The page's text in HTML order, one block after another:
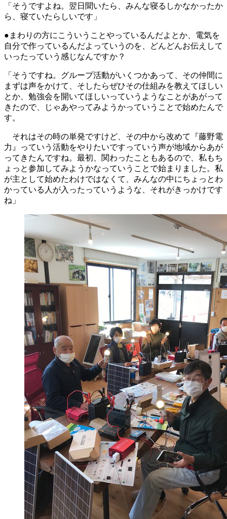
「そうですよね。翌日聞いたら、みんな寝るしかなかったか
ら、寝ていたらしいです」
●まわりの方にこういうことやっているんだよとか、電気を
自分で作っているんだよっていうのを、どんどんお伝えして
いったっていう感じなんですか？
「そうですね。グループ活動がいくつかあって、その仲間に
まずは声をかけて、そしたらぜひその仕組みを教えてほしい
とか、勉強会を開いてほしいっていうようなことがあがって
きたので、じゃあやってみようかっていうことで始めたんで
す。
それはその時の単発ですけど、その中から改めて『藤野電
力』っていう活動をやりたいですっていう声が地域からあが
ってきたんですね。最初、関わったこともあるので、私もち
ょっと参加してみようかなっていうことで始まりました。私
が主として始めたわけではなくて、みんなの中にちょっとわ
かっている人が入ったっていうような、それがきっかけです
ね」